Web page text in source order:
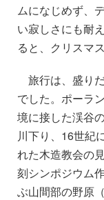
ムになじめず、
い寂しさにも耐
ると、クリスマ
旅行は、盛り
でした。ポーラ
境に接した渓谷
川下り、16世紀
れた木造教会の
刻シンポジウム
ぶ山間部の野原